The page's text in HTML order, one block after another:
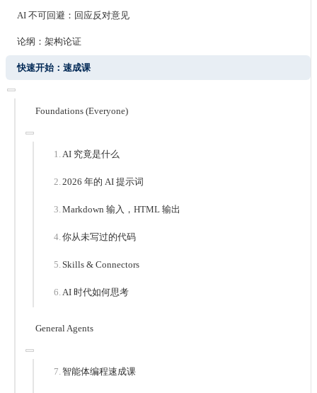
AI 不可回避：回应反对意见
论纲：架构论证
快速开始：速成课
Foundations (Everyone)
AI 究竟是什么
2026 年的 AI 提示词
Markdown 输入，HTML 输出
你从未写过的代码
Skills & Connectors
AI 时代如何思考
General Agents
智能体编程速成课